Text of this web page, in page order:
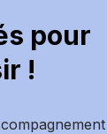
pour
!